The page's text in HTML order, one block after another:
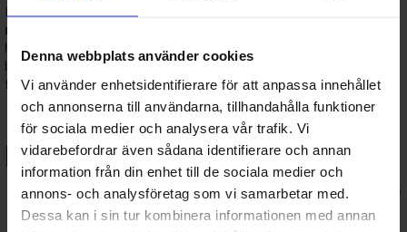
Denna webbplats använder cookies
Vi använder enhetsidentifierare för att anpassa innehållet
och annonserna till användarna, tillhandahålla funktioner
för sociala medier och analysera vår trafik. Vi
vidarebefordrar även sådana identifierare och annan
information från din enhet till de sociala medier och
annons- och analysföretag som vi samarbetar med.
Dessa kan i sin tur kombinera informationen med annan
HosTerratide.sehittar du ett brett utbud av
modellbyggen
händerna. Oavsett om du är helt ny inom hobbyn eller en erfaren
byggare, har viplastmodeller, snap-fit-kit, filmfigurer och
fordonför alla intressen och färdighetsnivåer.
🔧 Populära kategorier inom
byggsatser:
Plastmodeller: Klassiska byggsatser som limmas och målas
för en realistisk finish.
Snap-fit-byggsatser: Enkla modeller som inte kräver lim –